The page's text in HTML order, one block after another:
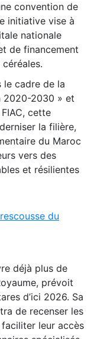
convention de
initiative vise à
nationale
de financement
le cadre de la
2020-2030 » et
cette
la filière,
du Maroc
vers des
et résilientes
du
déjà plus de
prévoit
d’ici 2026. Sa
de recenser les
leur accès